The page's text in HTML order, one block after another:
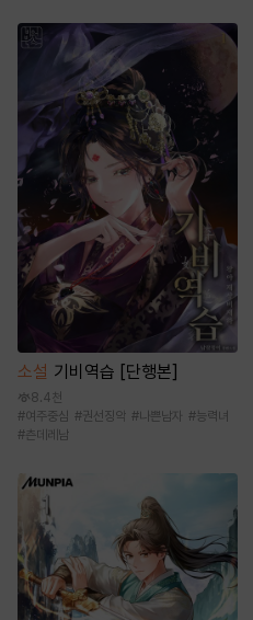
소설 기비역습 [단행본]
8.4천
#여주중심 #권선징악 #나쁜남자 #능력녀
#츤데레남